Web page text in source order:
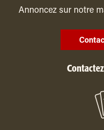
Annoncez sur notre